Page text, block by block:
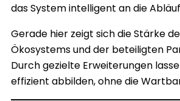
das System intelligent an die
Gerade hier zeigt sich die Stärke
Ökosystems und der beteiligten
Durch gezielte Erweiterungen
effizient abbilden, ohne die